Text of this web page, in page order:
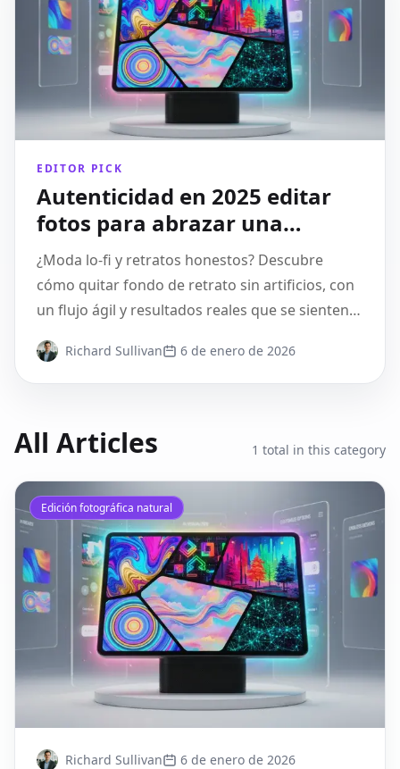
EDITOR PICK
Autenticidad en 2025 editar
fotos para abrazar una
estética natural
¿Moda lo‑fi y retratos honestos? Descubre
cómo quitar fondo de retrato sin artificios, con
un flujo ágil y resultados reales que se sienten
Richard Sullivan 6 de enero de 2026
All Articles 1 total in this category
Edición fotográfica natural
Richard Sullivan 6 de enero de 2026